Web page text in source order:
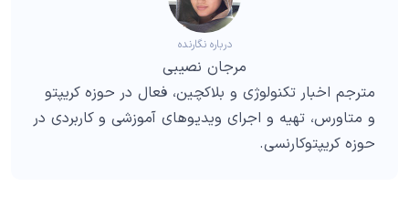
درباره نگارنده
مرجان نصیبی
مترجم اخبار تکنولوژی و بلاکچین، فعال در حوزه کریپتو
و متاورس، تهیه و اجرای ویدیوهای آموزشی و کاربردی در
حوزه کریپتوکارنسی.